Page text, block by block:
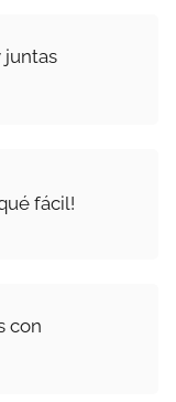
juntas
fácil!
con